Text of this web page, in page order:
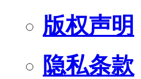
版权声明
隐私条款